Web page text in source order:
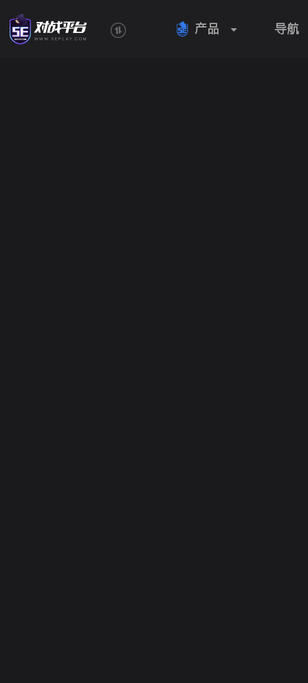
 产品 导航